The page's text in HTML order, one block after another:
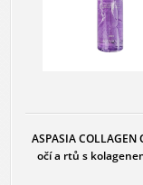
ASPASIA COLLAGEN
očí a rtů s